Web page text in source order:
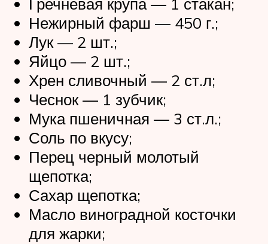
Нежирный фарш — 450 г.;
Лук — 2 шт.;
Яйцо — 2 шт.;
Хрен сливочный — 2 ст.л;
Чеснок — 1 зубчик;
Мука пшеничная — 3 ст.л.;
Соль по вкусу;
Перец черный молотый
щепотка;
Сахар щепотка;
Масло виноградной косточки
для жарки;